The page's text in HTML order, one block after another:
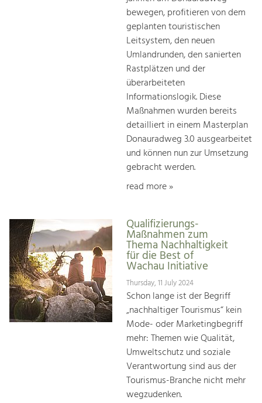
bewegen, profitieren von dem
geplanten touristischen
Leitsystem, den neuen
Umlandrunden, den sanierten
Rastplätzen und der
überarbeiteten
Informationslogik. Diese
Maßnahmen wurden bereits
detailliert in einem Masterplan
Donauradweg 3.0 ausgearbeitet
und können nun zur Umsetzung
gebracht werden.
read more »
Qualifizierungs-
Maßnahmen zum
Thema Nachhaltigkeit
für die Best of
Wachau Initiative
Thursday, 11 July 2024
Schon lange ist der Begriff
„nachhaltiger Tourismus“ kein
Mode- oder Marketingbegriff
mehr: Themen wie Qualität,
Umweltschutz und soziale
Verantwortung sind aus der
Tourismus-Branche nicht mehr
wegzudenken.